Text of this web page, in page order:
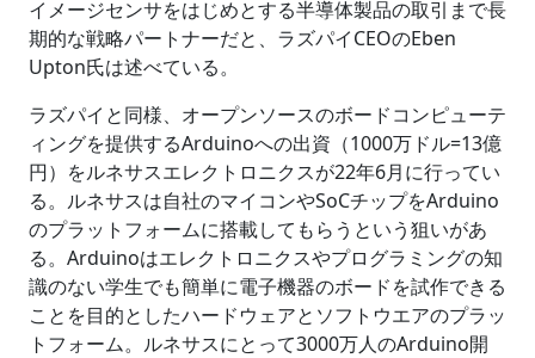
イメージセンサをはじめとする半導体製品の取引まで長
期的な戦略パートナーだと、ラズパイCEOのEben
Upton氏は述べている。
ラズパイと同様、オープンソースのボードコンピューテ
ィングを提供するArduinoへの出資（1000万ドル=13億
円）をルネサスエレクトロニクスが22年6月に行ってい
る。ルネサスは自社のマイコンやSoCチップをArduino
のプラットフォームに搭載してもらうという狙いがあ
る。Arduinoはエレクトロニクスやプログラミングの知
識のない学生でも簡単に電子機器のボードを試作できる
ことを目的としたハードウェアとソフトウエアのプラッ
トフォーム。ルネサスにとって3000万人のArduino開